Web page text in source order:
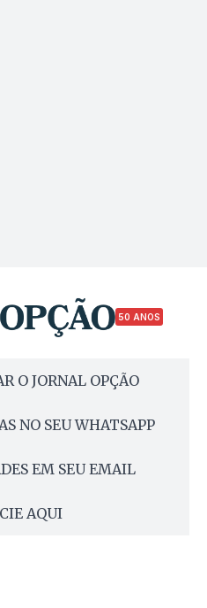
50 ANOS
O JORNAL OPÇÃO
NO SEU WHATSAPP
EM SEU EMAIL
AQUI